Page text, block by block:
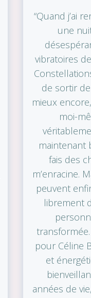
“Quand j’ai
une
vibratoires
de sortir
mieux
moi-
maintenant
fais des
m’enracine.
peuvent
librement
pour Céline
et
années de